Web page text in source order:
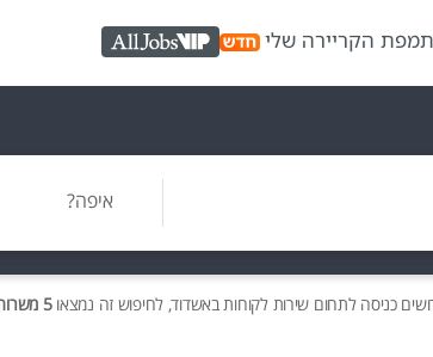
מפת הקריירה שלי AllJobs VIP
איפה?
כניסה לתחום שירות לקוחות באשדוד, לחיפוש זה נמצאו5 משרות